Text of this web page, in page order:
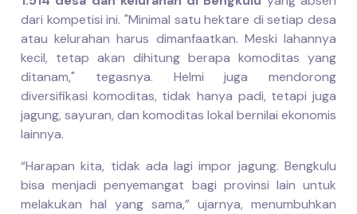
dari kompetisi ini. "Minimal satu hektare di setiap desa
atau kelurahan harus dimanfaatkan. Meski lahannya
kecil, tetap akan dihitung berapa komoditas yang
ditanam," tegasnya. Helmi juga mendorong
diversifikasi komoditas, tidak hanya padi, tetapi juga
jagung, sayuran, dan komoditas lokal bernilai ekonomis
lainnya.
“Harapan kita, tidak ada lagi impor jagung. Bengkulu
bisa menjadi penyemangat bagi provinsi lain untuk
melakukan hal yang sama,” ujarnya, menumbuhkan